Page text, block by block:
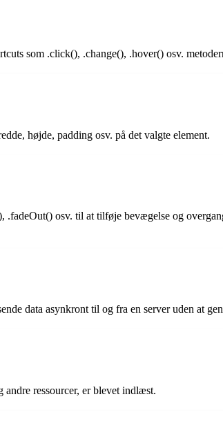
som .click(), .change(), .hover() osv.
højde, padding osv. på det valgte element.
osv. til at tilføje bevægelse og
data asynkront til og fra en server uden at
ressourcer, er blevet indlæst.